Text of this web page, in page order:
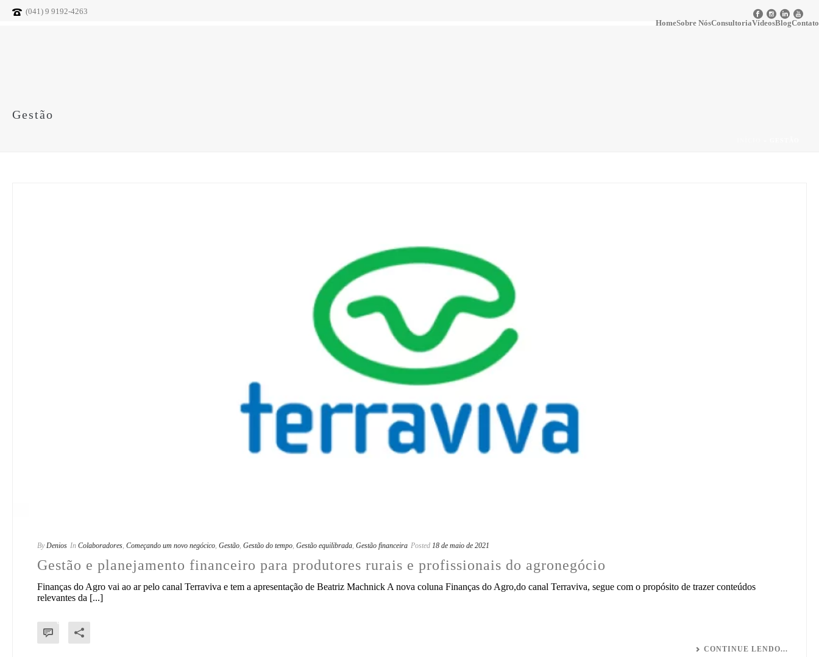
(041) 9 9192-4263
HomeSobre NósConsultoriaVídeosBlogContato
Gestão
By Denios In Colaboradores Começando um novo negócico Gestão Gestão do tempo Gestão equilibrada Gestão financeira Posted 18 de maio de 2021
Gestão e planejamento financeiro para produtores rurais e profissionais do agronegócio
Finanças do Agro vai ao ar pelo canal Terraviva e tem a apresentação de Beatriz Machnick A nova coluna Finanças do Agro,do canal Terraviva, segue com o propósito de trazer conteúdos
relevantes da [...]
0
CONTINUE LENDO...